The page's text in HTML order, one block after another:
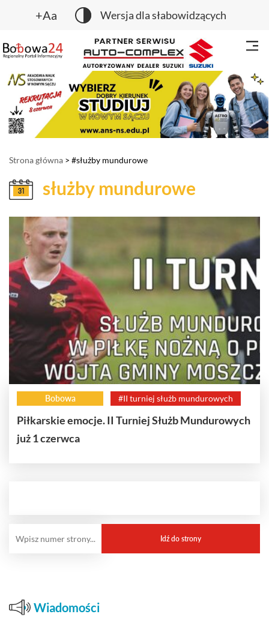
+Aa Wersja dla słabowidzących
Strona główna > #służby mundurowe
służby mundurowe
Bobowa #II turniej służb mundurowych
Piłkarskie emocje. II Turniej Służb Mundurowych
już 1 czerwca
Wiadomości